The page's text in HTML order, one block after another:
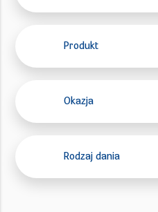
Produkt
Okazja
Rodzaj dania